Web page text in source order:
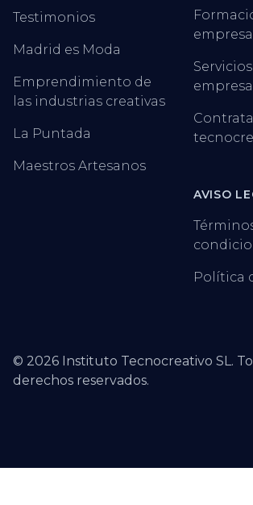
Testimonios
Madrid es Moda
Emprendimiento de
las industrias creativas
La Puntada
Maestros Artesanos
AVISO
Política
© 2026 Instituto Tecnocreativo SL.
derechos reservados.